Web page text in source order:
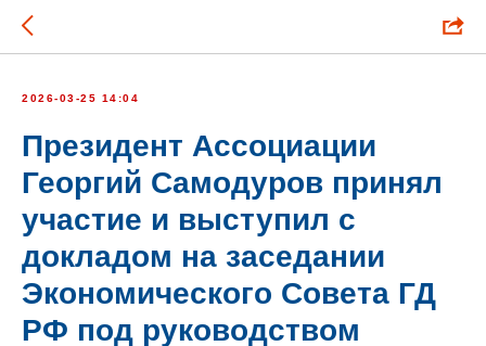
2026-03-25 14:04
Президент Ассоциации
Георгий Самодуров принял
участие и выступил с
докладом на заседании
Экономического Совета ГД
РФ под руководством